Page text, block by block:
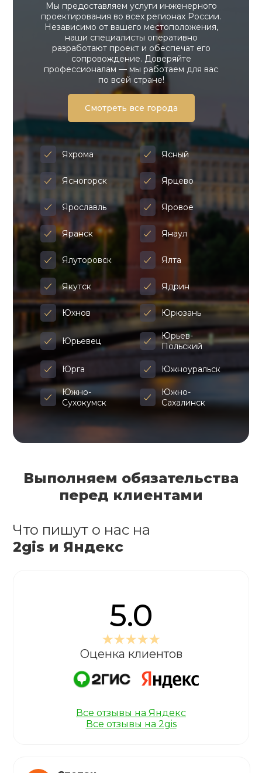
Мы предоставляем услуги инженерного
проектирования во всех регионах России.
Независимо от вашего местоположения,
наши специалисты оперативно
разработают проект и обеспечат его
сопровождение. Доверяйте
профессионалам — мы работаем для вас
по всей стране!
Смотреть все города
Яхрома Ясный
Ясногорск Ярцево
Ярославль Яровое
Яранск Янаул
Ялуторовск Ялта
Якутск Ядрин
Юхнов Юрюзань
Юрьевец
Юрьев-
Польский
Юрга Южноуральск
Южно-
Сухокумск
Южно-
Сахалинск
Выполняем обязательства
перед клиентами
Что пишут о нас на
2gis и Яндекс
5.0
Оценка клиентов
Все отзывы на Яндекс
Все отзывы на 2gis